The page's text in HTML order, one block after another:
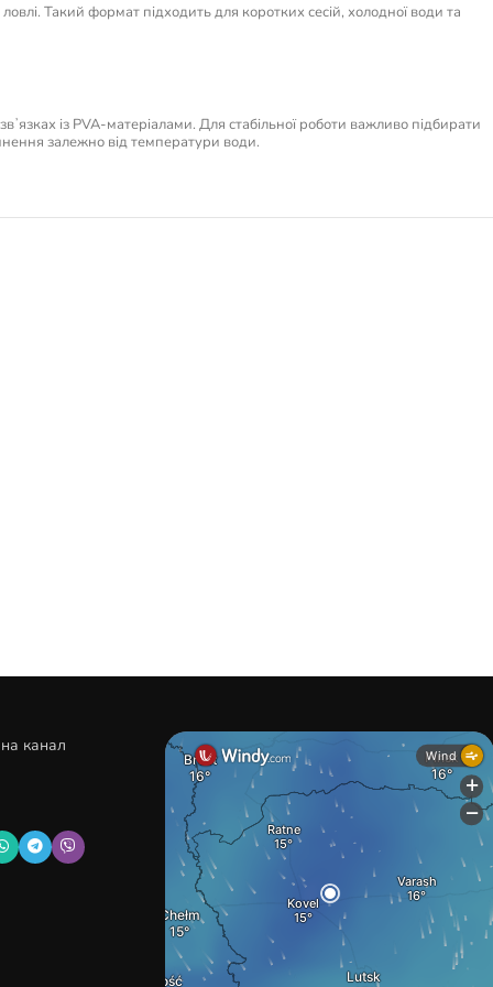
Такий формат підходить для коротких сесій, холодної води та
із PVA-матеріалами. Для стабільної роботи важливо підбирати
залежно від температури води.
канал